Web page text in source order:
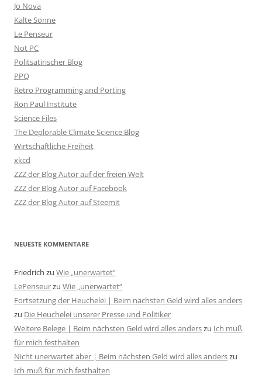
Jo Nova
Kalte Sonne
Le Penseur
Not PC
Politsatirischer Blog
PPQ
Retro Programming and Porting
Ron Paul Institute
Science Files
The Deplorable Climate Science Blog
Wirtschaftliche Freiheit
xkcd
ZZZ der Blog Autor auf der freien Welt
ZZZ der Blog Autor auf Facebook
ZZZ der Blog Autor auf Steemit
NEUESTE KOMMENTARE
Friedrich zu Wie „unerwartet“
LePenseurzu Wie „unerwartet“
Fortsetzung der Heuchelei | Beim nächsten Geld wird alles anders
zu Die Heuchelei unserer Presse und Politiker
Weitere Belege | Beim nächsten Geld wird alles anderszu Ich muß
für mich festhalten
Nicht unerwartet aber | Beim nächsten Geld wird alles anderszu
Ich muß für mich festhalten